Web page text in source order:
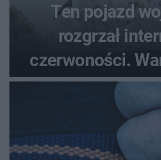
Ten pojazd
rozgrzał
czerwoności.
pytali, czy to